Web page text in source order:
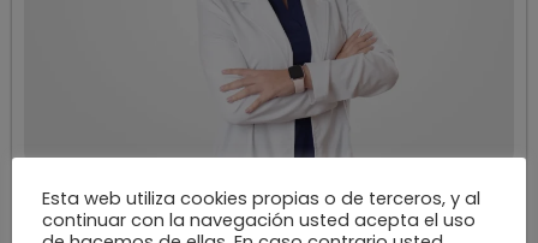
OFTALMÓLOGO
Vanessa Ishikane
Esta web utiliza cookies propias o de terceros, y al
continuar con la navegación usted acepta el uso